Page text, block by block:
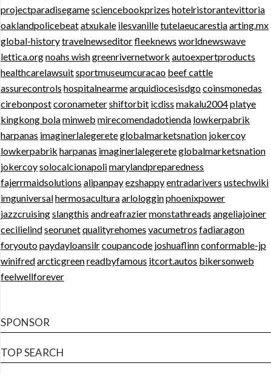
projectparadisegamesciencebookprizes hotelristorantevittoria
oaklandpolicebeatatxukale ilesvanilletutelaeucarestiaarting.mx
global-historytravelnewseditorfleeknews worldnewswave
lettica.orgnoahs wishgreenrivernetwork autoexpertproducts
healthcarelawsuitsportmuseumcuracao beef cattle
assurecontrols hospitalnearmearquidiocesisdgocoinsmonedas
cirebonpostcoronametershiftorbit icdiss makalu2004platye
kingkong bolaminweb mirecomendadotienda lowkerpabrik
harpanas imaginerlalegereteglobalmarketsnation jokercoy
lowkerpabrik harpanas imaginerlalegereteglobalmarketsnation
jokercoysolocalcionapolimarylandpreparedness
fajerrmaidsolutions alipanpayezshappyentradarivers ustechwiki
imguniversalhermosaculturaarlologginphoenixpower
jazzcruisingslangthis andreafraziermonstathreads angeliajoiner
cecilielindseorunetqualityrehomes vacumetros fadiaragon
foryoutopaydayloansilrcoupancode joshuaflinnconformable-jp
winifredarcticgreenreadbyfamous itcort.autos bikersonweb
feelwellforever
SPONSOR
TOP SEARCH